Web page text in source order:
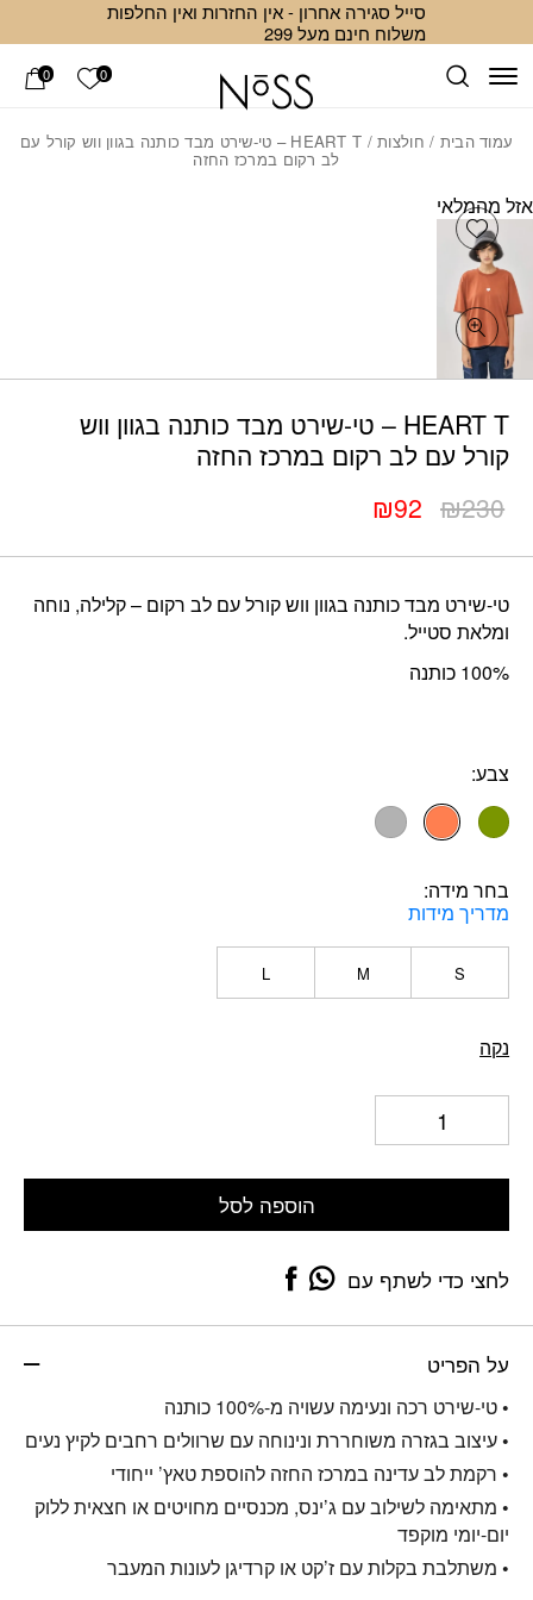
Skip to Contentסייל סגירה אחרון - אין החזרות ואין החלפות
משלוח חינם מעל 299
0 הרשימה
0
עמוד הבית / חולצות / HEART T – טי-שירט מבד כותנה בגוון ווש קורל עם
לב רקום במרכז החזה
HEART T – טי-שירט מבד כותנה בגוון ווש
קורל עם לב רקום במרכז החזה
₪230
המחיר
המקורי
₪230.
₪92
המחיר
הנוכחי
₪92.
טי-שירט מבד כותנה בגוון ווש קורל עם לב רקום – קלילה, נוחה
ומלאת סטייל.
100% כותנה
צבע:
בחר מידה
מדריך מידות
S
M
L
נקה
הוספה לסל
לחצי כדי לשתף עם
על הפריט
• טי-שירט רכה ונעימה עשויה מ-100% כותנה
• עיצוב בגזרה משוחררת ונינוחה עם שרוולים רחבים לקיץ נעים
• רקמת לב עדינה במרכז החזה להוספת טאץ’ ייחודי
• מתאימה לשילוב עם ג’ינס, מכנסיים מחויטים או חצאית ללוק
יום-יומי מוקפד
• משתלבת בקלות עם ז’קט או קרדיגן לעונות המעבר
Add wishlistאזל מהמלאי